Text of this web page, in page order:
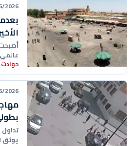
20:27:00
حوادث
17:47:00
يوثق